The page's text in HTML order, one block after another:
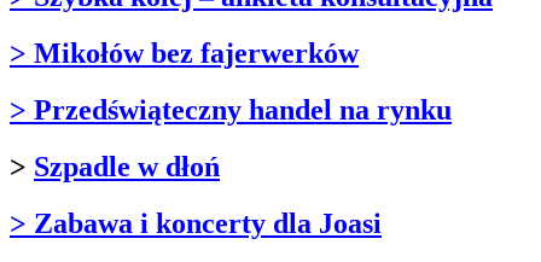
> Mikołów bez fajerwerków
> Przedświąteczny handel na rynku
> Szpadle w dłoń
> Zabawa i koncerty dla Joasi